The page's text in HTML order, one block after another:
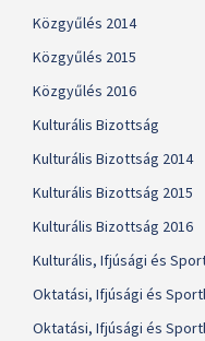
Közgyűlés 2014
Közgyűlés 2015
Közgyűlés 2016
Kulturális Bizottság
Kulturális Bizottság 2014
Kulturális Bizottság 2015
Kulturális Bizottság 2016
Kulturális, Ifjúsági és
Oktatási, Ifjúsági és
Oktatási, Ifjúsági és